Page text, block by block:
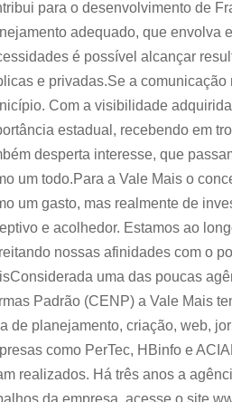
para o desenvolvimento de
adequado, que envolva
é possível alcançar
e privadas.Se a
Com a visibilidade
estadual, recebendo em
desperta interesse, que
um todo.Para a Vale Mais o
um gasto, mas realmente de
e acolhedor. Estamos ao
nossas afinidades com o
uma das poucas
Padrão (CENP) a Vale Mais
de planejamento, criação, web,
como PerTec, HBinfo e
realizados. Há três anos a